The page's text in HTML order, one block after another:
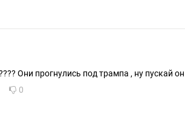
Они прогнулись под трампа , ну пускай
0